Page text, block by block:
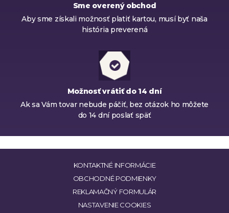
Sme overený obchod
Aby sme získali možnosť platiť kartou, musí byť naša
história preverená
Možnosť vrátiť do 14 dní
Ak sa Vám tovar nebude páčiť, bez otázok ho môžete
do 14 dní poslať späť
KONTAKTNÉ INFORMÁCIE
OBCHODNÉ PODMIENKY
REKLAMAČNÝ FORMULÁR
NASTAVENIE COOKIES